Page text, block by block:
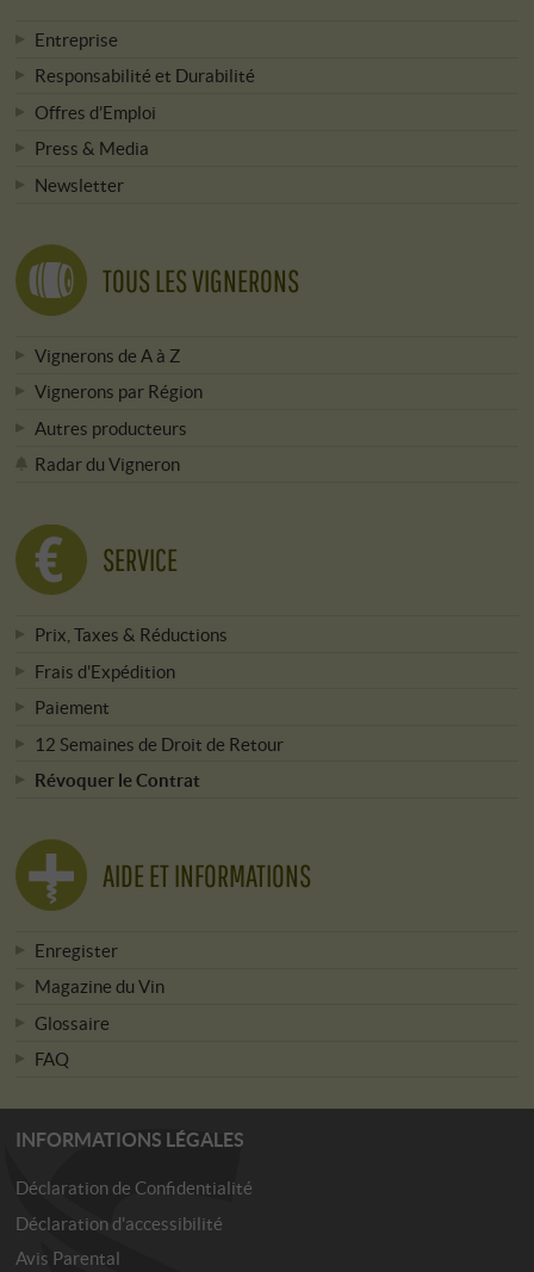
Entreprise
Responsabilité et Durabilité
Offres d’Emploi
Press & Media
Newsletter
TOUS LES VIGNERONS
Vignerons de A à Z
Vignerons par Région
Autres producteurs
Radar du Vigneron
SERVICE
Prix, Taxes & Réductions
Frais d'Expédition
Paiement
12 Semaines de Droit de Retour
Révoquer le Contrat
AIDE ET INFORMATIONS
Enregister
Magazine du Vin
Glossaire
FAQ
INFORMATIONS LÉGALES
Déclaration de Confidentialité
Déclaration d'accessibilité
Avis Parental